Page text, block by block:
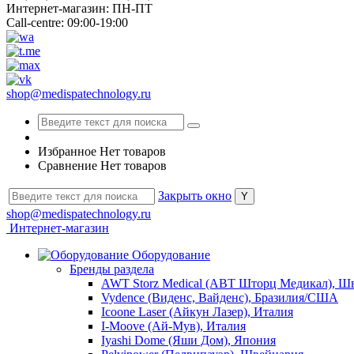
Интернет-магазин: ПН-ПТ
Call-centre: 09:00-19:00
shop@medispatechnology.ru
Избранное Нет товаров
Сравнение Нет товаров
Закрыть окно
shop@medispatechnology.ru
Интернет-магазин
Оборудование
Бренды раздела
AWT Storz Medical (АВТ Шторц Медикал),
Vydence (Виденс, Вайденс), Бразилия/США
Icoone Laser (Айкун Лазер), Италия
I-Moove (Ай-Мув), Италия
Iyashi Dome (Яши Дом), Япония